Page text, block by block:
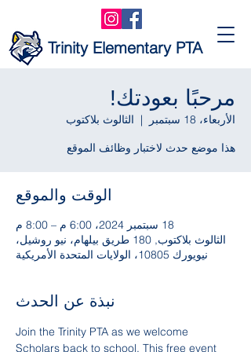
Trinity Elementary PTA
مرحبًا بعودتك!
الأربعاء، 18 سبتمبر
  |
الثالوث بلاكتوب
هذا موضع حدث لاختبار وظائف الموقع
الوقت والموقع
18 سبتمبر 2024، 6:00 م – 8:00 م
الثالوث بلاكتوب, 180 طريق بيلهام، نيو روشيل،
نيويورك 10805، الولايات المتحدة الأمريكية
نبذة عن الحدث
Join the Trinity PTA as we welcome
Scholars back to school. This free event